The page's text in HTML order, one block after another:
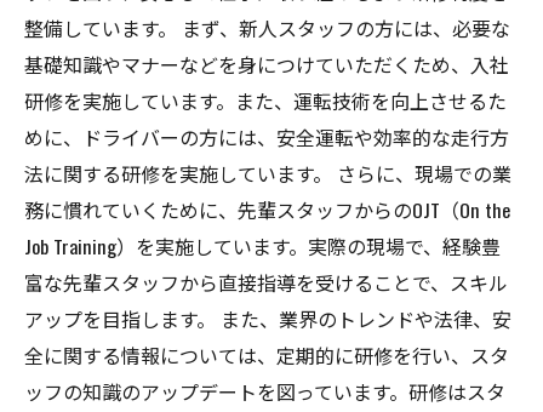
整備しています。 まず、新人スタッフの方には、必要な
基礎知識やマナーなどを身につけていただくため、入社
研修を実施しています。また、運転技術を向上させるた
めに、ドライバーの方には、安全運転や効率的な走行方
法に関する研修を実施しています。 さらに、現場での業
務に慣れていくために、先輩スタッフからのOJT（On the
Job Training）を実施しています。実際の現場で、経験豊
富な先輩スタッフから直接指導を受けることで、スキル
アップを目指します。 また、業界のトレンドや法律、安
全に関する情報については、定期的に研修を行い、スタ
ッフの知識のアップデートを図っています。研修はスタ